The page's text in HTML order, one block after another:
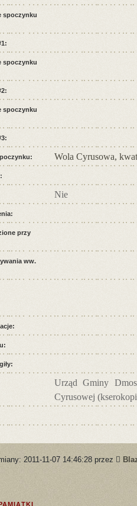
spoczynku
spoczynku
spoczynku
Wola Cyrusowa,
Nie
przy
ww.
Urząd Gminy
Cyrusowej
2011-11-07 14:46:28 przez